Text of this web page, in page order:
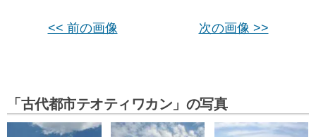
<< 前の画像 次の画像 >>
「古代都市テオティワカン」の写真